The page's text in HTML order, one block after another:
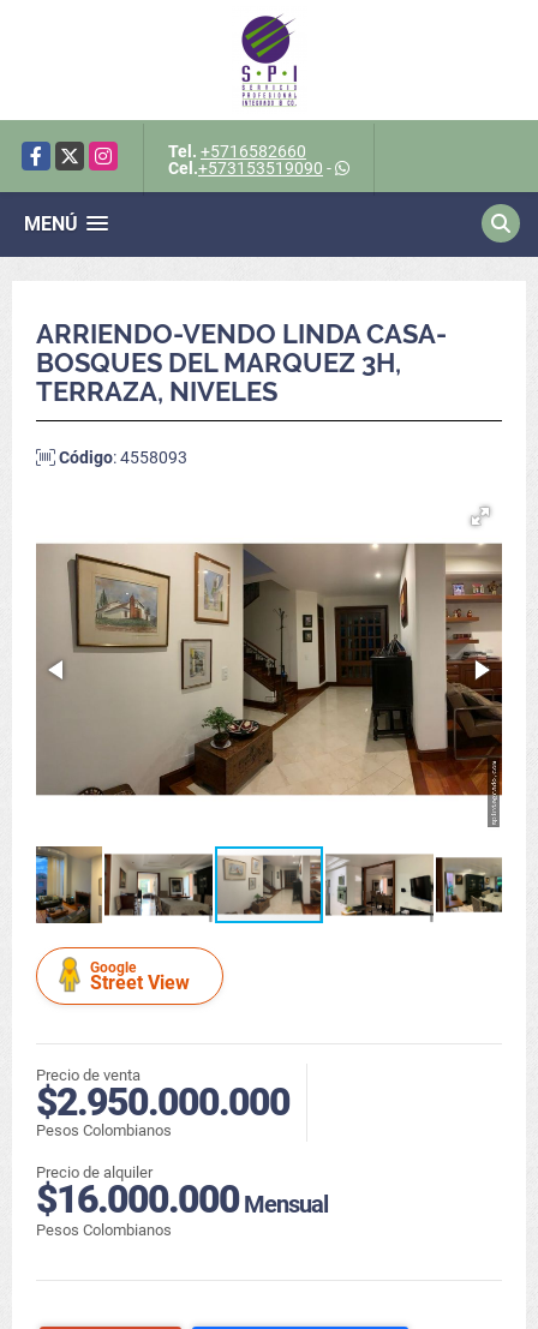
Facebook
X Instagram Tel. +5716582660
Cel.+573153519090 -
MENÚ
ARRIENDO-VENDO LINDA CASA-
BOSQUES DEL MARQUEZ 3H,
TERRAZA, NIVELES
Código: 4558093
Google
Street View
Precio de venta
$2.950.000.000
Pesos Colombianos
Precio de alquiler
$16.000.000Mensual
Pesos Colombianos